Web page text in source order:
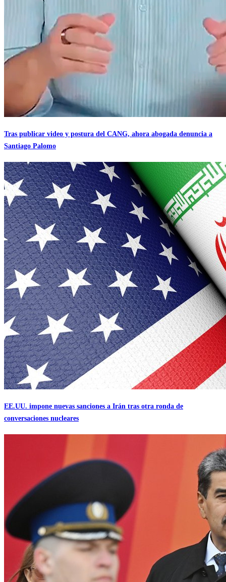
Tras publicar video y postura del CANG, ahora abogada denuncia a
Santiago Palomo
EE.UU. impone nuevas sanciones a Irán tras otra ronda de
conversaciones nucleares